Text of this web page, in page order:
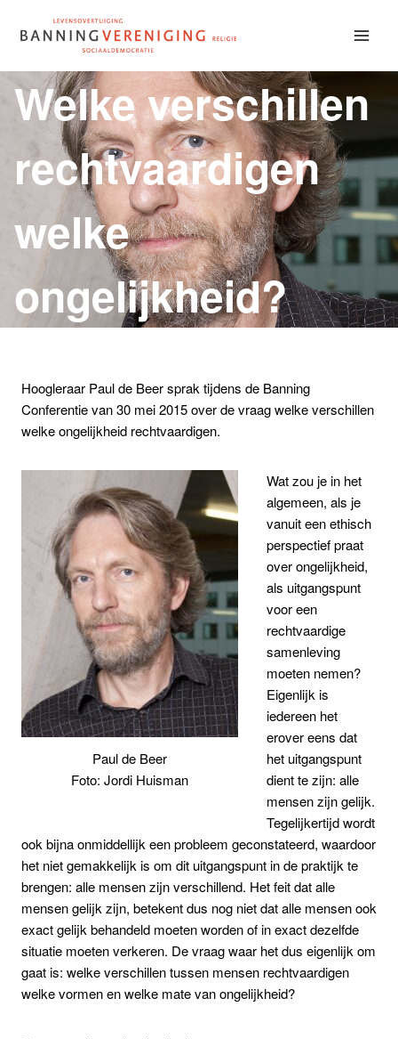
naar
Welke verschillen
rechtvaardigen
welke
ongelijkheid?
Hoogleraar Paul de Beer sprak tijdens de Banning
Conferentie van 30 mei 2015 over de vraag welke verschillen
welke ongelijkheid rechtvaardigen.
Paul de Beer
Foto: Jordi Huisman
Wat zou je in het
algemeen, als je
vanuit een ethisch
perspectief praat
over ongelijkheid,
als uitgangspunt
voor een
rechtvaardige
samenleving
moeten nemen?
Eigenlijk is
iedereen het
erover eens dat
het uitgangspunt
dient te zijn: alle
mensen zijn gelijk.
Tegelijkertijd wordt
ook bijna onmiddellijk een probleem geconstateerd, waardoor
het niet gemakkelijk is om dit uitgangspunt in de praktijk te
brengen: alle mensen zijn verschillend. Het feit dat alle
mensen gelijk zijn, betekent dus nog niet dat alle mensen ook
exact gelijk behandeld moeten worden of in exact dezelfde
situatie moeten verkeren. De vraag waar het dus eigenlijk om
gaat is: welke verschillen tussen mensen rechtvaardigen
welke vormen en welke mate van ongelijkheid?